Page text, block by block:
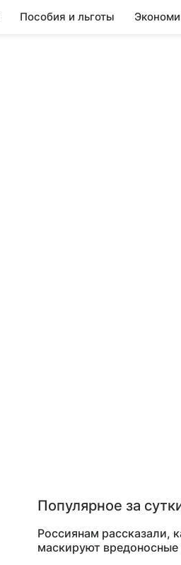
Пособия и льготы
Популярное за
Россиянам рассказали,
маскируют